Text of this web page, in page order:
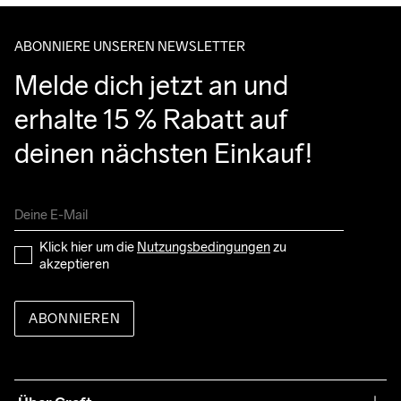
entgegennehmen kannst.
ABONNIERE UNSEREN NEWSLETTER
Melde dich jetzt an und
erhalte 15 % Rabatt auf
deinen nächsten Einkauf!
Klick hier um die Nutzungsbedingungen zu
akzeptieren
ABONNIEREN